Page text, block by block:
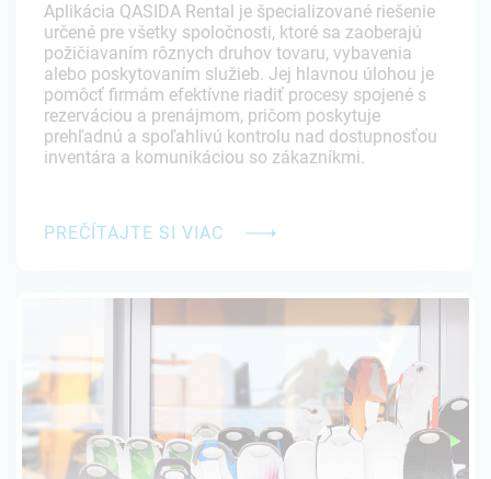
Aplikácia QASIDA Rental je špecializované riešenie
určené pre všetky spoločnosti, ktoré sa zaoberajú
požičiavaním rôznych druhov tovaru, vybavenia
alebo poskytovaním služieb. Jej hlavnou úlohou je
pomôcť firmám efektívne riadiť procesy spojené s
rezerváciou a prenájmom, pričom poskytuje
prehľadnú a spoľahlivú kontrolu nad dostupnosťou
inventára a komunikáciou so zákazníkmi.
PREČÍTAJTE SI VIAC